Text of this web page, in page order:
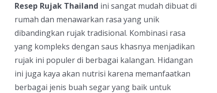
Resep Rujak Thailand ini sangat mudah dibuat di
rumah dan menawarkan rasa yang unik
dibandingkan rujak tradisional. Kombinasi rasa
yang kompleks dengan saus khasnya menjadikan
rujak ini populer di berbagai kalangan. Hidangan
ini juga kaya akan nutrisi karena memanfaatkan
berbagai jenis buah segar yang baik untuk